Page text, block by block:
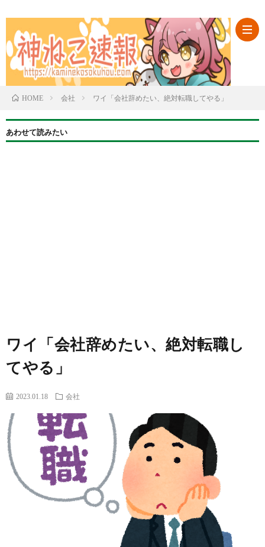
HOME 会社 ワイ「会社辞めたい、絶対転職してやる」
あわせて読みたい
ワイ「会社辞めたい、絶対転職し
てやる」
2023.01.18 会社